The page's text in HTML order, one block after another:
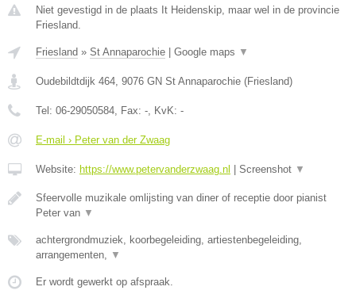
Niet gevestigd in de plaats It Heidenskip, maar wel in de provincie
Friesland.
Friesland » St Annaparochie Google maps ▼
Oudebildtdijk 464, 9076 GN St Annaparochie (Friesland)
Tel: 06-29050584, Fax: -, KvK: -
E-mail › Peter van der Zwaag
Website: https://www.petervanderzwaag.nl Screenshot ▼
Sfeervolle muzikale omlijsting van diner of receptie door pianist
Peter van ▼
achtergrondmuziek, koorbegeleiding, artiestenbegeleiding,
arrangementen, ▼
Er wordt gewerkt op afspraak.